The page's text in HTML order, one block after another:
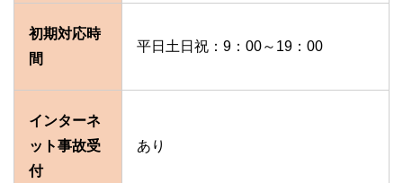
初期対応時
間
平日土日祝：9：00～19：00
インターネ
ット事故受
付
あり